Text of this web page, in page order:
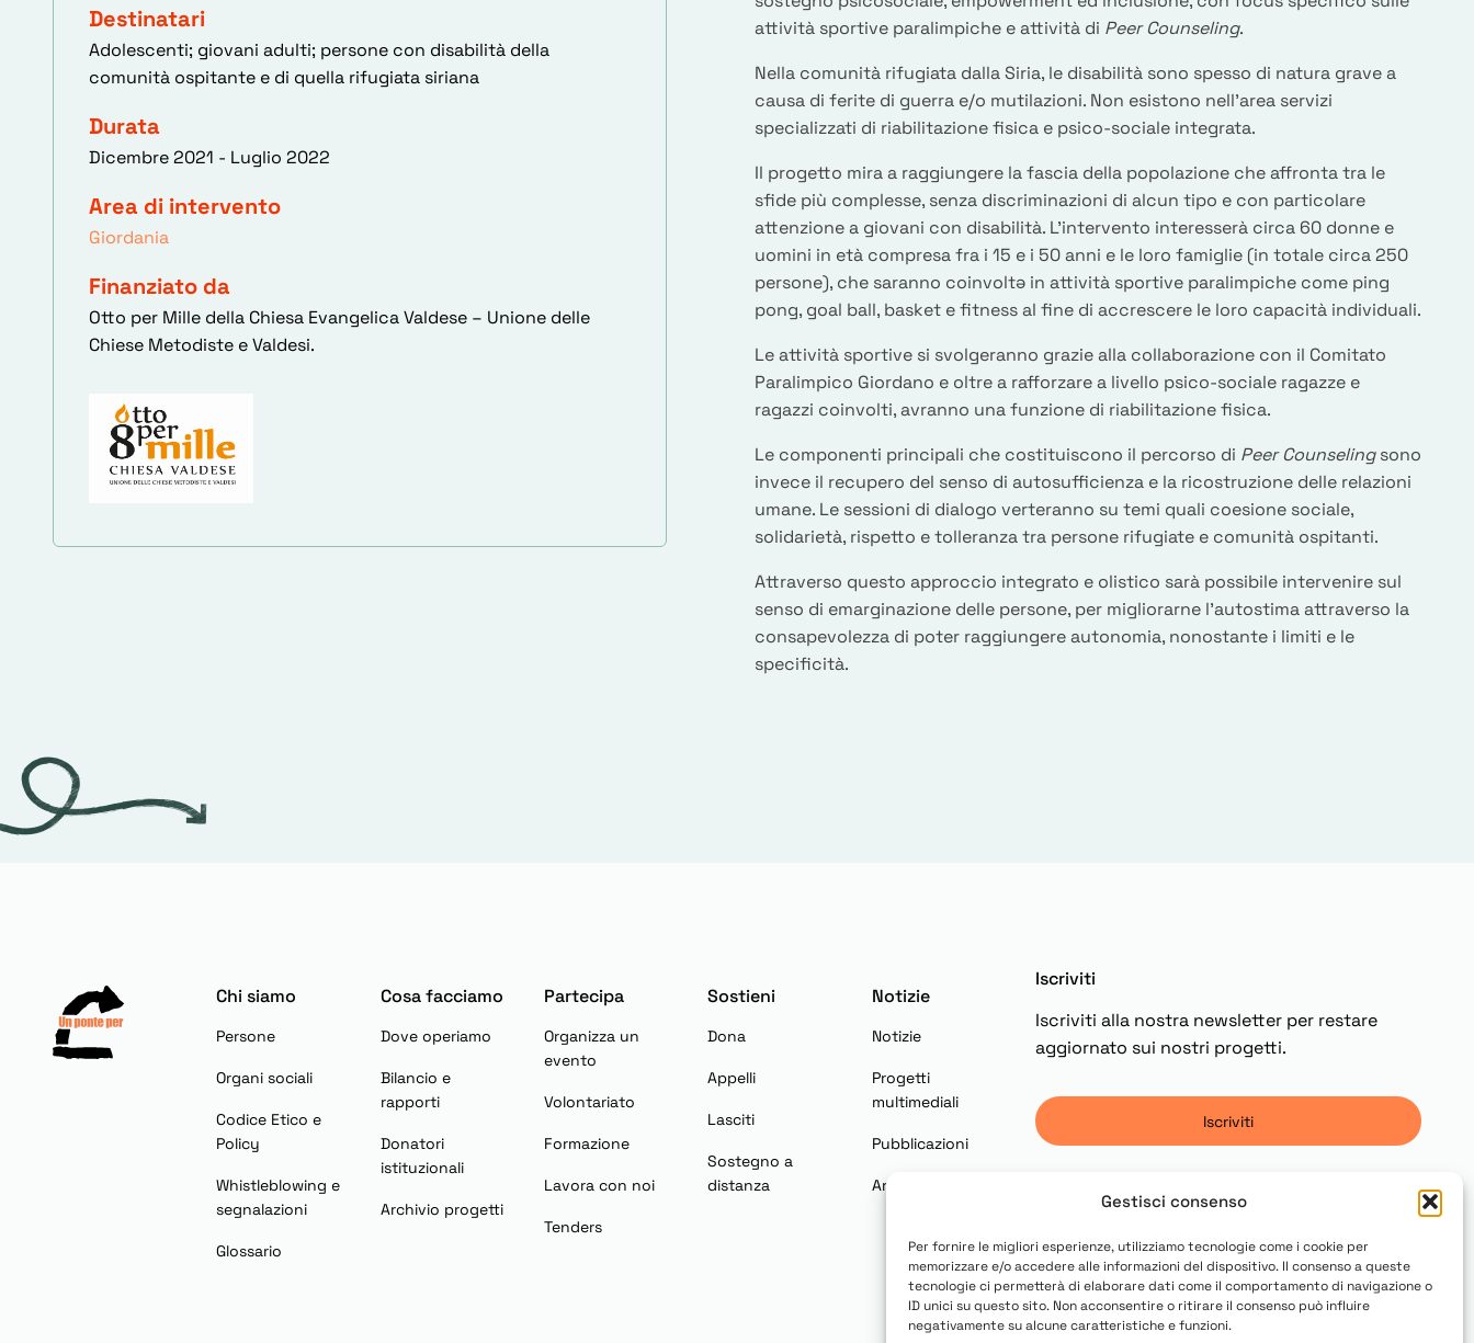
Gestisci consenso
Per fornire le migliori esperienze, utilizziamo tecnologie come i cookie per
memorizzare e/o accedere alle informazioni del dispositivo. Il consenso a queste
tecnologie ci permetterà di elaborare dati come il comportamento di navigazione o
ID unici su questo sito. Non acconsentire o ritirare il consenso può influire
negativamente su alcune caratteristiche e funzioni.
Destinatari
Adolescenti; giovani adulti; persone con disabilità della
comunità ospitante e di quella rifugiata siriana
Durata
Dicembre 2021 - Luglio 2022
Area di intervento
Giordania
Finanziato da
Otto per Mille della Chiesa Evangelica Valdese – Unione delle
Chiese Metodiste e Valdesi.
attività sportive paralimpiche e attività di Peer Counseling.
Nella comunità rifugiata dalla Siria, le disabilità sono spesso di natura grave a
causa di ferite di guerra e/o mutilazioni. Non esistono nell’area servizi
specializzati di riabilitazione fisica e psico-sociale integrata.
Il progetto mira a raggiungere la fascia della popolazione che affronta tra le
sfide più complesse, senza discriminazioni di alcun tipo e con particolare
attenzione a giovani con disabilità. L’intervento interesserà circa 60 donne e
uomini in età compresa fra i 15 e i 50 anni e le loro famiglie (in totale circa 250
persone), che saranno coinvoltə in attività sportive paralimpiche come ping
pong, goal ball, basket e fitness al fine di accrescere le loro capacità individuali.
Le attività sportive si svolgeranno grazie alla collaborazione con il Comitato
Paralimpico Giordano e oltre a rafforzare a livello psico-sociale ragazze e
ragazzi coinvolti, avranno una funzione di riabilitazione fisica.
Le componenti principali che costituiscono il percorso di Peer Counselingsono
invece il recupero del senso di autosufficienza e la ricostruzione delle relazioni
umane. Le sessioni di dialogo verteranno su temi quali coesione sociale,
solidarietà, rispetto e tolleranza tra persone rifugiate e comunità ospitanti.
Attraverso questo approccio integrato e olistico sarà possibile intervenire sul
senso di emarginazione delle persone, per migliorarne l’autostima attraverso la
consapevolezza di poter raggiungere autonomia, nonostante i limiti e le
specificità.
Chi siamo
Persone
Organi sociali
Codice Etico e
Policy
Whistleblowing e
segnalazioni
Glossario
Cosa facciamo
Dove operiamo
Bilancio e
rapporti
Donatori
istituzionali
Archivio progetti
Partecipa
Organizza un
evento
Volontariato
Formazione
Lavora con noi
Tenders
Sostieni
Dona
Appelli
Lasciti
Sostegno a
distanza
Notizie
Notizie
Progetti
multimediali
Pubblicazioni
Area stampa
Iscriviti
Iscriviti alla nostra newsletter per restare
aggiornato sui nostri progetti.
Iscriviti